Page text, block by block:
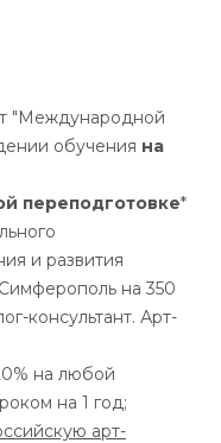
"Международной
обучения на
переподготовке*
и развития
на 350
консультант. Арт-
на любой
на 1 год;
арт-